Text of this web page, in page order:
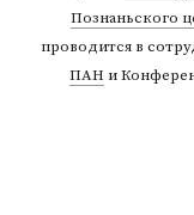
Познаньского
проводится в
ПАНи